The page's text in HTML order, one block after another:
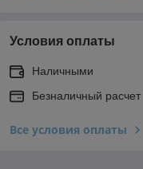
Условия оплаты
Наличными
Безналичный расчет
Все условия оплаты